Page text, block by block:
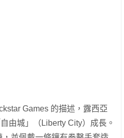
Games 的描述，露西亞
由城」（Liberty City）成長。